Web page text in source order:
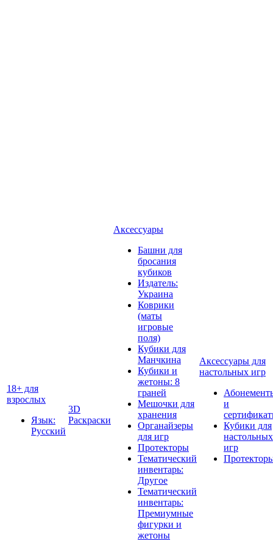
18+ для
взрослых
Язык:
Русский
3D
Раскраски
Аксессуары
Башни для
бросания
кубиков
Издатель:
Украина
Коврики
(маты
игровые
поля)
Кубики для
Манчкина
Кубики и
жетоны: 8
граней
Мешочки для
хранения
Органайзеры
для игр
Протекторы
Тематический
инвентарь:
Другое
Тематический
инвентарь:
Премиумные
фигурки и
жетоны
Аксессуары для
настольных игр
и
Кубики для
настольных
игр